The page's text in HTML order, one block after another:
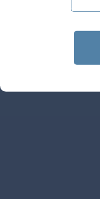
l’implication